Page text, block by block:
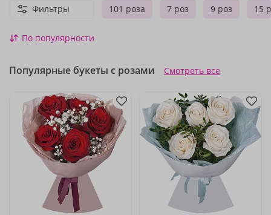
101 роза 7 роз 9 роз 15
Фильтры
По популярности
Популярные букеты с розами Смотреть все